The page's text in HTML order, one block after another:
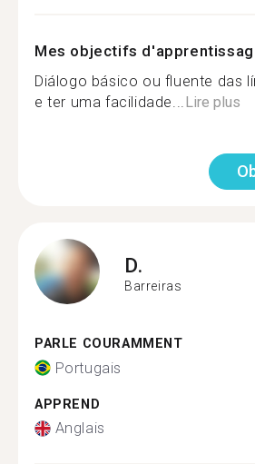
Mes objectifs
Diálogo básico ou fluente das
e ter uma facilidade...Lire plus
D.
Barreiras
PARLE COURAMMENT
Portugais
APPREND
Anglais